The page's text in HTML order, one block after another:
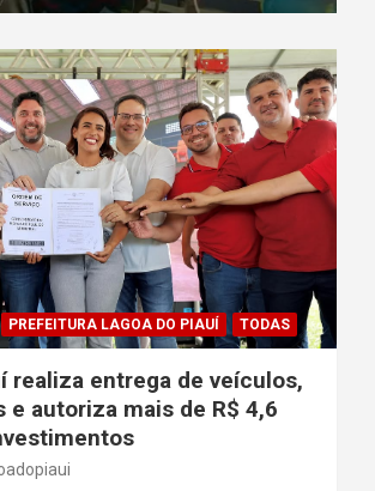
PREFEITURA LAGOA DO PIAUÍ TODAS
realiza entrega de veículos,
e autoriza mais de R$ 4,6